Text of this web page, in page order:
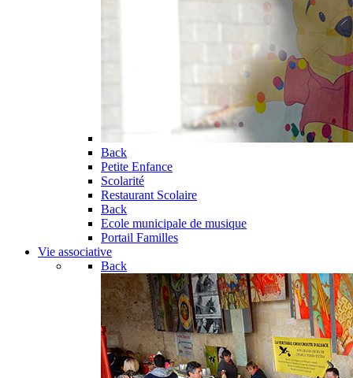
Back
Petite Enfance
Scolarité
Restaurant Scolaire
Back
Ecole municipale de musique
Portail Familles
Vie associative
Back